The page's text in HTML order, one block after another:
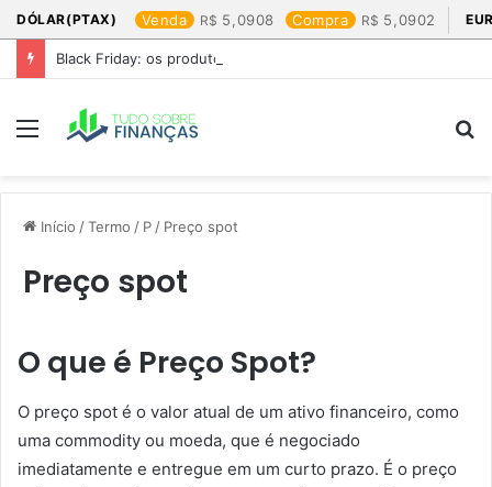
DÓLAR(PTAX) Venda 5,0908 Compra 5,0902
Black Friday: os produtos que mais valem a pena
Menu
Início /Termo / P / Preço spot
Preço spot
O que é Preço Spot?
O preço spot é o valor atual de um ativo financeiro, como
uma commodity ou moeda, que é negociado
imediatamente e entregue em um curto prazo. É o preço